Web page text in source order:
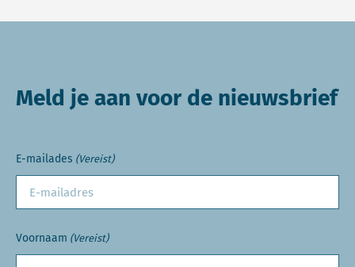
Meld je aan voor de nieuwsbrief
E-mailades (Vereist)
Voornaam (Vereist)